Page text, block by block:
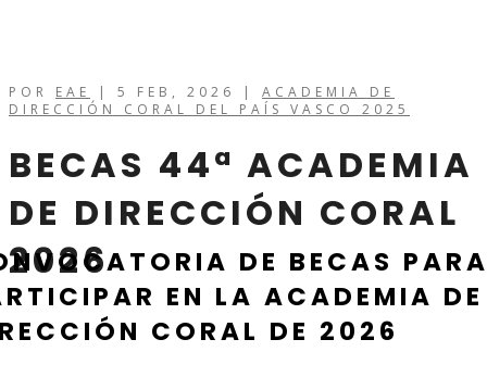
POR EAE | 5 FEB, 2026 | ACADEMIA DE
DIRECCIÓN CORAL DEL PAÍS VASCO 2025
BECAS 44ª ACADEMIA
DE DIRECCIÓN CORAL
2026
DE BECAS
EN LA ACADEMIA DE
CORAL DE 2026